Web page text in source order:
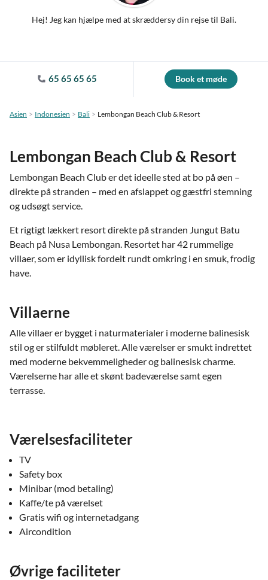
Hej! Jeg kan hjælpe med at skræddersy din rejse til Bali.
65 65 65 65 Book et møde
Asien Indonesien Bali Lembongan Beach Club & Resort
Lembongan Beach Club & Resort
Lembongan Beach Club er det ideelle sted at bo på øen –
direkte på stranden – med en afslappet og gæstfri stemning
og udsøgt service.
Et rigtigt lækkert resort direkte på stranden Jungut Batu
Beach på Nusa Lembongan. Resortet har 42 rummelige
villaer, som er idyllisk fordelt rundt omkring i en smuk, frodig
have.
Villaerne
Alle villaer er bygget i naturmaterialer i moderne balinesisk
stil og er stilfuldt møbleret. Alle værelser er smukt indrettet
med moderne bekvemmeligheder og balinesisk charme.
Værelserne har alle et skønt badeværelse samt egen
terrasse.
Værelsesfaciliteter
TV
Safety box
Minibar (mod betaling)
Kaffe/te på værelset
Gratis wifi og internetadgang
Aircondition
Øvrige faciliteter